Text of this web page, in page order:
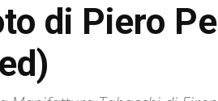
di Piero